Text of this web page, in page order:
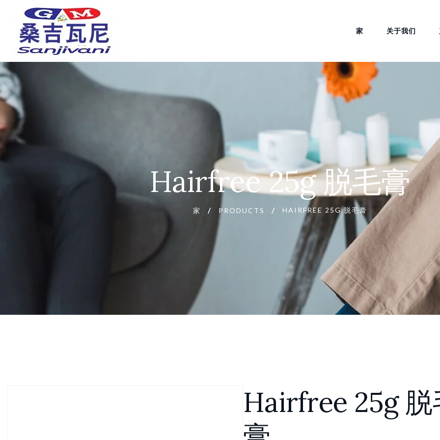
家 关于我们
Hairfree 25g 脱毛膏
家 PRODUCTS HAIRFREE 25G 脱毛膏
Hairfree 25g 脱